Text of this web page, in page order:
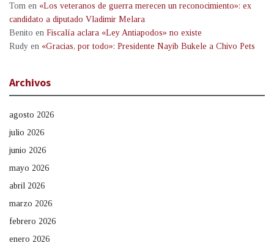
Tom en «Los veteranos de guerra merecen un reconocimiento»: ex
candidato a diputado Vladimir Melara
Benito en Fiscalía aclara «Ley Antiapodos» no existe
Rudy en «Gracias, por todo»: Presidente Nayib Bukele a Chivo Pets
Archivos
agosto 2026
julio 2026
junio 2026
mayo 2026
abril 2026
marzo 2026
febrero 2026
enero 2026